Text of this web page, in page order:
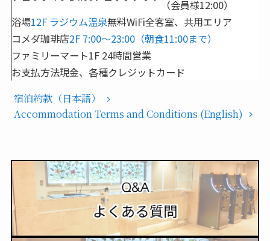
（会員様12:00）
浴場12F ラジウム温泉無料WiFi全客室、共用エリア
コメダ珈琲店2F 7:00～23:00（朝食11:00まで）
ファミリーマート1F 24時間営業
お支払方法現金、各種クレジットカード
宿泊約款（日本語）
Accommodation Terms and Conditions (English)